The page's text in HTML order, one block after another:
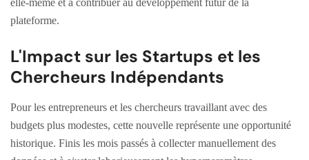
plateforme.
L'Impact sur les Startups et les
Chercheurs Indépendants
Pour les entrepreneurs et les chercheurs travaillant avec des
budgets plus modestes, cette nouvelle représente une opportunité
historique. Finis les mois passés à collecter manuellement des